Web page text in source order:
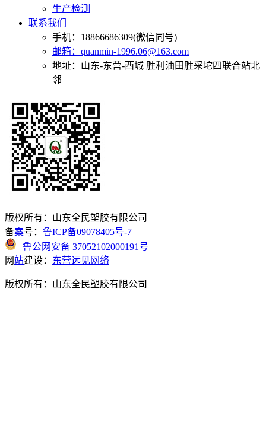
生产检测
联系我们
手机：18866686309(微信同号)
邮箱：quanmin-1996.06@163.com
地址：山东-东营-西城 胜利油田胜采坨四联合站北
邻
版权所有：山东全民塑胶有限公司
备案号： 鲁ICP备09078405号-7
鲁公网安备 37052102000191号
网 站建设： 东营远见网络
版权所有：山东全民塑胶有限公司